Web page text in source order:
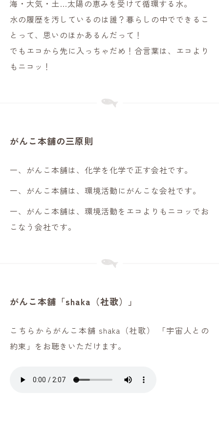
海・大気・土…太陽の恵みを受けて循環する水。
水の履歴を汚しているのは誰？暮らしの中でできるこ
とって、思いのほかあるんだって！
でもエコから先に入っちゃだめ！合言葉は、エコより
もニコッ！
がんこ本舗の三原則
一、がんこ本舗は、化学を化学で正す会社です。
一、がんこ本舗は、環境活動にがんこな会社です。
一、がんこ本舗は、環境活動をエコよりもニコッでお
こなう会社です。
がんこ本舗「shaka（社歌）」
こちらからがんこ本舗 shaka（社歌） 「宇宙人との
約束」をお聴きいただけます。